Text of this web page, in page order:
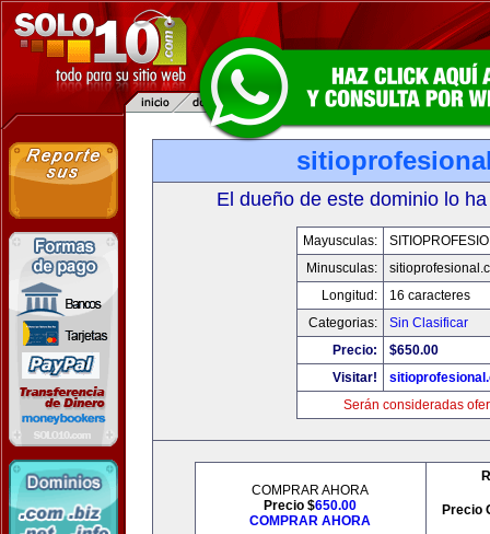
El dueño de este dominio lo
Mayusculas:
Minusculas:
Longitud:
16 caracteres
Categorias:
Sin Clasificar
Precio:
$650.00
Visitar!
Serán consideradas
COMPRAR AHORA
Precio $650.00
COMPRAR AHORA
Precio